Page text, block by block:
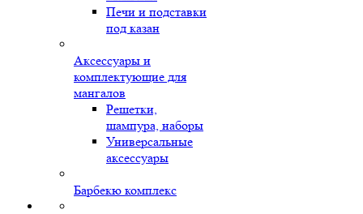
Печи и подставки
под казан
Аксессуары и
комплектующие для
мангалов
Решетки,
шампура, наборы
Универсальные
аксессуары
Барбекю комплекс